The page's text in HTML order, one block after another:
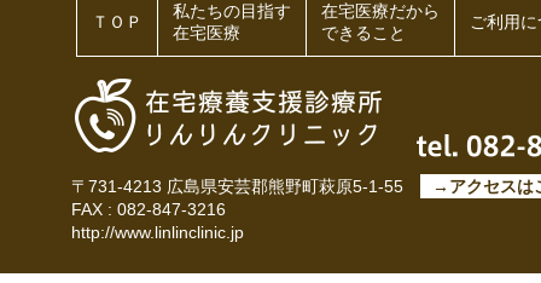
ＴＯＰ
私たちの目指す
在宅医療
在宅医療だから
できること
ご利用
〒731-4213 広島県安芸郡熊野町萩原5-1-55
→アクセスは
FAX : 082-847-3216
http://www.linlinclinic.jp